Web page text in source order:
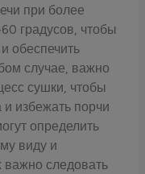
при более
градусов, чтобы
обеспечить
случае, важно
сушки, чтобы
и избежать порчи
определить
виду и
следовать